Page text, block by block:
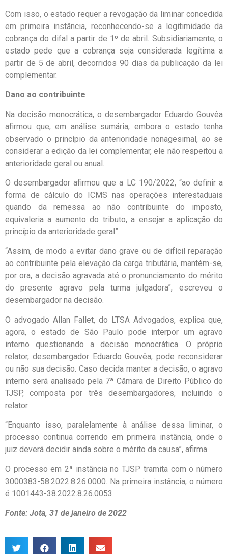
Com isso, o estado requer a revogação da liminar concedida
em primeira instância, reconhecendo-se a legitimidade da
cobrança do difal a partir de 1º de abril. Subsidiariamente, o
estado pede que a cobrança seja considerada legítima a
partir de 5 de abril, decorridos 90 dias da publicação da lei
complementar.
Dano ao contribuinte
Na decisão monocrática, o desembargador Eduardo Gouvêa
afirmou que, em análise sumária, embora o estado tenha
observado o princípio da anterioridade nonagesimal, ao se
considerar a edição da lei complementar, ele não respeitou a
anterioridade geral ou anual.
O desembargador afirmou que a LC 190/2022, “ao definir a
forma de cálculo do ICMS nas operações interestaduais
quando da remessa ao não contribuinte do imposto,
equivaleria a aumento do tributo, a ensejar a aplicação do
princípio da anterioridade geral”.
“Assim, de modo a evitar dano grave ou de difícil reparação
ao contribuinte pela elevação da carga tributária, mantém-se,
por ora, a decisão agravada até o pronunciamento do mérito
do presente agravo pela turma julgadora”, escreveu o
desembargador na decisão.
O advogado Allan Fallet, do LTSA Advogados, explica que,
agora, o estado de São Paulo pode interpor um agravo
interno questionando a decisão monocrática. O próprio
relator, desembargador Eduardo Gouvêa, pode reconsiderar
ou não sua decisão. Caso decida manter a decisão, o agravo
interno será analisado pela 7ª Câmara de Direito Público do
TJSP, composta por três desembargadores, incluindo o
relator.
“Enquanto isso, paralelamente à análise dessa liminar, o
processo continua correndo em primeira instância, onde o
juiz deverá decidir ainda sobre o mérito da causa”, afirma.
O processo em 2ª instância no TJSP tramita com o número
3000383-58.2022.8.26.0000. Na primeira instância, o número
é 1001443-38.2022.8.26.0053.
Fonte: Jota, 31 de janeiro de 2022